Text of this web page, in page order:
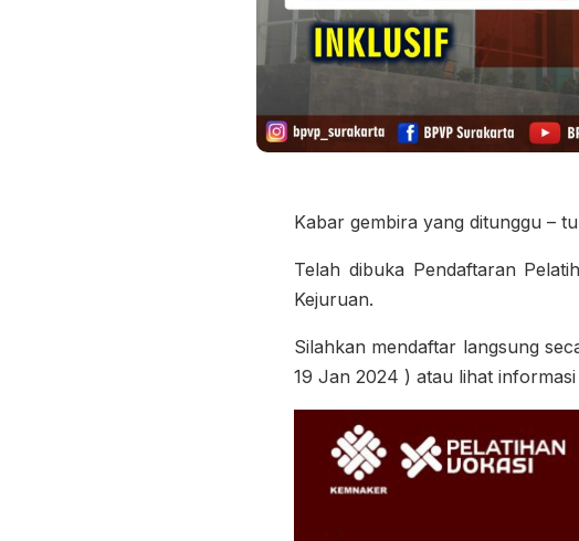
Kabar gembira yang ditunggu –
Telah dibuka Pendaftaran
Kejuruan.
Silahkan mendaftar langsung
19 Jan 2024 ) atau lihat